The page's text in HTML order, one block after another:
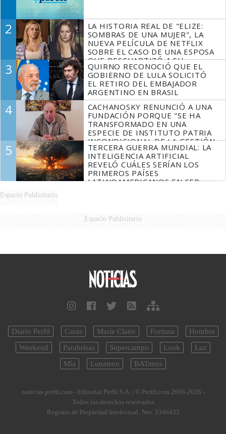
2
LA HISTORIA REAL DE "ELIZE:
SOMBRAS DE UNA MUJER", LA
NUEVA PELÍCULA DE NETFLIX
SOBRE EL CASO DE UNA ESPOSA
QUE DESCUARTIZÓ A SU
MARIDO
3
QUIRNO RECONOCIÓ QUE EL
GOBIERNO DE LULA SOLICITÓ
EL RETIRO DEL EMBAJADOR
ARGENTINO EN BRASIL
4
CACHANOSKY RENUNCIÓ A UNA
FUNDACIÓN PORQUE "SE HA
TRANSFORMADO EN UNA
ESPECIE DE INSTITUTO PATRIA
INCONDICIONAL DE LA GESTIÓN
DE MILEI"
5
TERCERA GUERRA MUNDIAL: LA
INTELIGENCIA ARTIFICIAL
REVELÓ CUÁLES SERÍAN LOS
PRIMEROS PAÍSES
LATINOAMERICANOS EN SER
Espacio Publicitario
Espacio Publicitario
Diario Perfil Caras Marie Claire Fortuna
Hombre
Weekend
Parabrisas Supercampo Look
Luz
Mía
Lunateen BATimes
noticias.perfil.com - Editorial Perfil S.A. | © Perfil.com 2006-2026 -
Todos los derechos reservados
Registro de Propiedad Intelectual: Nro. 5346433